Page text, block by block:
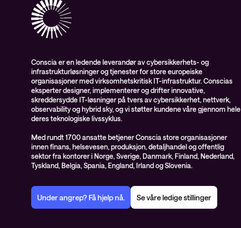
Conscia er en ledende leverandør av cybersikkerhets- og
infrastrukturløsninger og tjenester for store europeiske
organisasjoner med virksomhetskritisk IT-infrastruktur. Conscias
eksperter designer, implementerer og drifter innovative,
skreddersydde IT-løsninger på tvers av cybersikkerhet, nettverk,
observability og hybrid sky, og vi støtter kundene våre gjennom hele
deres teknologiske livssyklus.
Med rundt 1700 ansatte betjener Conscia store organisasjoner
innen finans, helsevesen, produksjon, detaljhandel og offentlig
sektor fra kontorer i Norge, Sverige, Danmark, Finland, Nederland,
Tyskland, Belgia, Spania, England, Irland og Slovenia.
Under angrep? Få hjelp nå. Se våre ledige stillinger